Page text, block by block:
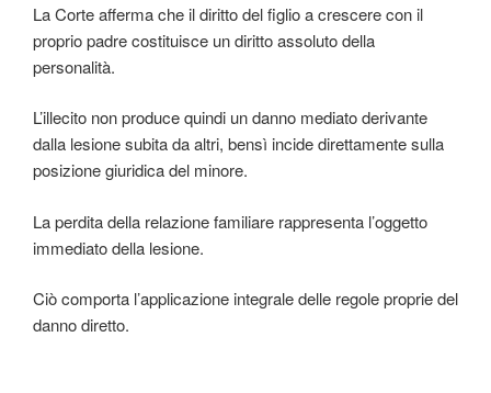
La Corte afferma che il diritto del figlio a crescere con il
proprio padre costituisce un diritto assoluto della
personalità.
L’illecito non produce quindi un danno mediato derivante
dalla lesione subita da altri, bensì incide direttamente sulla
posizione giuridica del minore.
La perdita della relazione familiare rappresenta l’oggetto
immediato della lesione.
Ciò comporta l’applicazione integrale delle regole proprie del
danno diretto.